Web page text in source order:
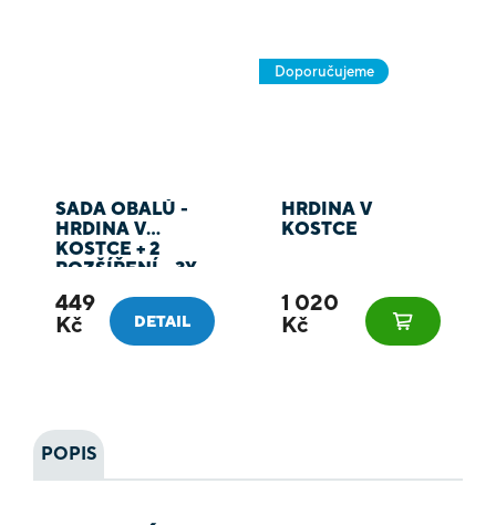
SADA OBALŮ -
HRDINA V
KOSTCE + 2
ROZŠÍŘENÍ - 3X
GREEN + 2X
SAPPHIRE
AZURE + 1X
449
Kč
DETAIL
Doporučujeme
HRDINA V
KOSTCE
1 020
Kč
POPIS